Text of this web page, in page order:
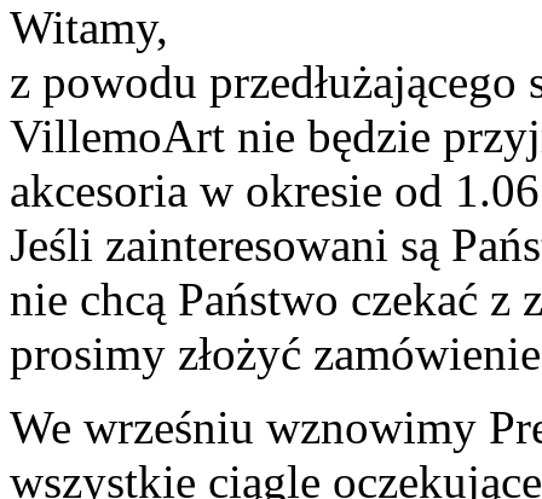
Witamy,
z powodu
VillemoArt nie będzie
akcesoria w okresie od
Jeśli zainteresowani są
nie chcą Państwo czekać z
prosimy złożyć
We wrześniu wznowimy
wszystkie ciągle